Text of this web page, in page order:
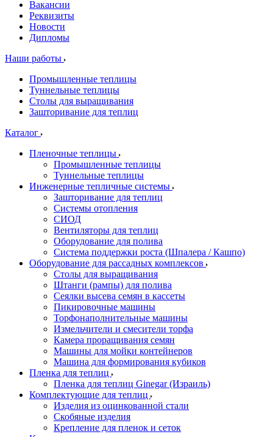
Вакансии
Реквизиты
Новости
Дипломы
Наши работы
Промышленные теплицы
Туннельные теплицы
Столы для выращивания
Зашторивание для теплиц
Каталог
Пленочные теплицы
Промышленные теплицы
Туннельные теплицы
Инженерные тепличные системы
Зашторивание для теплиц
Системы отопления
СИОД
Вентиляторы для теплиц
Оборудование для полива
Система поддержки роста (Шпалера / Кашпо)
Оборудование для рассадных комплексов
Столы для выращивания
Штанги (рампы) для полива
Сеялки высева семян в кассеты
Пикировочные машины
Торфонаполнительные машины
Измельчители и смесители торфа
Камера проращивания семян
Машины для мойки контейнеров
Машина для формирования кубиков
Пленка для теплиц
Пленка для теплиц Ginegar (Израиль)
Комплектующие для теплиц
Изделия из оцинкованной стали
Скобяные изделия
Крепление для пленок и сеток